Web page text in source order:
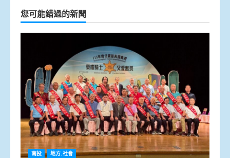
您可能錯過的新聞
南投 地方.社會